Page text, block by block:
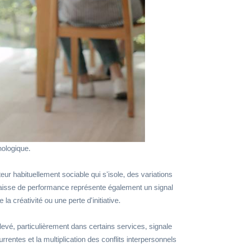
habituellement sociable qui s'isole, des variations
de performance représente également un signal
la créativité ou une perte d'initiative.
particulièrement dans certains services, signale
et la multiplication des conflits interpersonnels